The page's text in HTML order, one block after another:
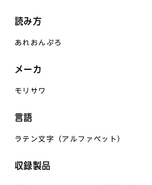
読み方
あれおんぷろ
メーカ
モリサワ
言語
ラテン文字（アルファベット）
収録製品